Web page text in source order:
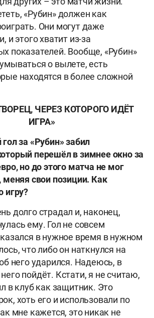
«Рубин» должен как
Они могут даже
и этого хватит из-за
показателей. Вообще, «Рубин»
о вылете, есть
находятся в более сложной
ЧЕРЕЗ КОТОРОГО ИДЁТ
ИГРА»
за «Рубин» забил
перешёл в зимнее окно за
но до этого матча не мог
меняя свои позиции. Как
игру?
долго страдал и, наконец,
ему. Гол не совсем
в нужное время в нужном
что либо он наткнулся на
него ударился. Надеюсь, в
пойдёт. Кстати, я не считаю,
в клуб как защитник. Это
хоть его и использовали по
мне кажется, это никак не